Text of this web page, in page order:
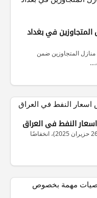
المتجاوزين في بغداد
منازل المتجاوزين ضمن
سجلت أسعار النفط العراقي، اليوم الخميس (26 حزيران 2025)، انخفاضًا